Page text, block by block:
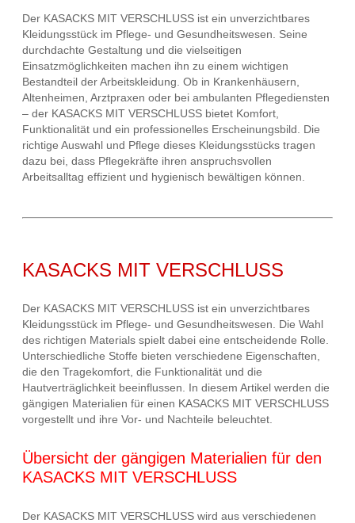
Der KASACKS MIT VERSCHLUSS ist ein unverzichtbares
Kleidungsstück im Pflege- und Gesundheitswesen. Seine
durchdachte Gestaltung und die vielseitigen
Einsatzmöglichkeiten machen ihn zu einem wichtigen
Bestandteil der Arbeitskleidung. Ob in Krankenhäusern,
Altenheimen, Arztpraxen oder bei ambulanten Pflegediensten
– der KASACKS MIT VERSCHLUSS bietet Komfort,
Funktionalität und ein professionelles Erscheinungsbild. Die
richtige Auswahl und Pflege dieses Kleidungsstücks tragen
dazu bei, dass Pflegekräfte ihren anspruchsvollen
Arbeitsalltag effizient und hygienisch bewältigen können.
KASACKS MIT VERSCHLUSS
Der KASACKS MIT VERSCHLUSS ist ein unverzichtbares
Kleidungsstück im Pflege- und Gesundheitswesen. Die Wahl
des richtigen Materials spielt dabei eine entscheidende Rolle.
Unterschiedliche Stoffe bieten verschiedene Eigenschaften,
die den Tragekomfort, die Funktionalität und die
Hautverträglichkeit beeinflussen. In diesem Artikel werden die
gängigen Materialien für einen KASACKS MIT VERSCHLUSS
vorgestellt und ihre Vor- und Nachteile beleuchtet.
Übersicht der gängigen Materialien für den
KASACKS MIT VERSCHLUSS
Der KASACKS MIT VERSCHLUSS wird aus verschiedenen